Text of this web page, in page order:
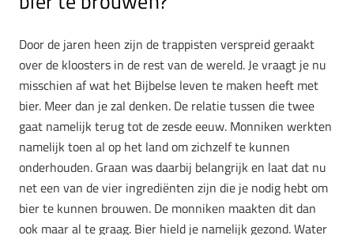
Door de jaren heen zijn de trappisten verspreid geraakt
over de kloosters in de rest van de wereld. Je vraagt je nu
misschien af wat het Bijbelse leven te maken heeft met
bier. Meer dan je zal denken. De relatie tussen die twee
gaat namelijk terug tot de zesde eeuw. Monniken werkten
namelijk toen al op het land om zichzelf te kunnen
onderhouden. Graan was daarbij belangrijk en laat dat nu
net een van de vier ingrediënten zijn die je nodig hebt om
bier te kunnen brouwen. De monniken maakten dit dan
ook maar al te graag. Bier hield je namelijk gezond. Water